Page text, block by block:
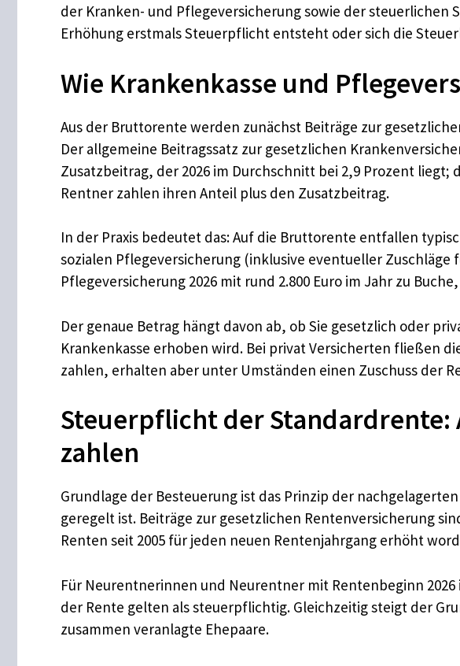
der Kranken- und Pflegeversicherung sowie der
Erhöhung erstmals Steuerpflicht entsteht oder sich die
Wie Krankenkasse und
Aus der Bruttorente werden zunächst Beiträge zur
Der allgemeine Beitragssatz zur gesetzlichen
Zusatzbeitrag, der 2026 im Durchschnitt bei 2,9 Prozent
Rentner zahlen ihren Anteil plus den Zusatzbeitrag.
In der Praxis bedeutet das: Auf die Bruttorente entfallen
sozialen Pflegeversicherung (inklusive eventueller
Pflegeversicherung 2026 mit rund 2.800 Euro im Jahr zu
Der genaue Betrag hängt davon ab, ob Sie gesetzlich oder
Krankenkasse erhoben wird. Bei privat Versicherten fließen
zahlen, erhalten aber unter Umständen einen Zuschuss der
Steuerpflicht der Standardrente:
zahlen
Grundlage der Besteuerung ist das Prinzip der
geregelt ist. Beiträge zur gesetzlichen Rentenversicherung
Renten seit 2005 für jeden neuen Rentenjahrgang erhöht
Für Neurentnerinnen und Neurentner mit Rentenbeginn
der Rente gelten als steuerpflichtig. Gleichzeitig steigt der
zusammen veranlagte Ehepaare.